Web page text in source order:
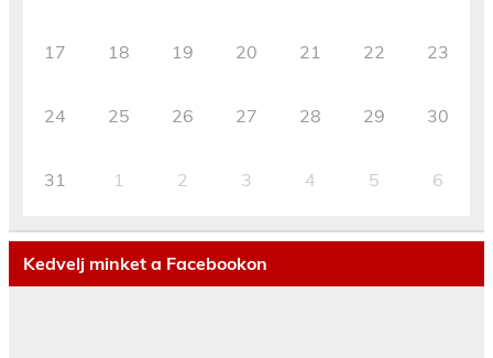
17 18 19 20 21 22 23
24 25 26 27 28 29 30
31 1 2 3 4 5 6
Kedvelj minket a Facebookon